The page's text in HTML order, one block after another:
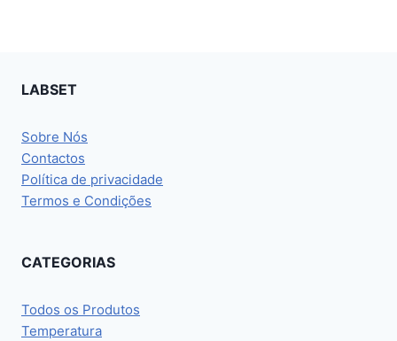
LABSET
Sobre Nós
Contactos
Política de privacidade
Termos e Condições
CATEGORIAS
Todos os Produtos
Temperatura